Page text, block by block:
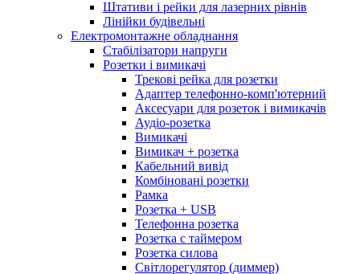
Штативи і рейки для лазерних рівнів
Лінійки будівельні
Електромонтажне обладнання
Стабілізатори напруги
Розетки і вимикачі
Трекові рейка для розетки
Адаптер телефонно-комп'ютерний
Аксесуари для розеток і вимикачів
Аудіо-розетка
Вимикачі
Вимикач + розетка
Кабельний вивід
Комбіновані розетки
Рамка
Розетка + USB
Телефонна розетка
Розетка с таймером
Розетка силова
Світлорегулятор (диммер)